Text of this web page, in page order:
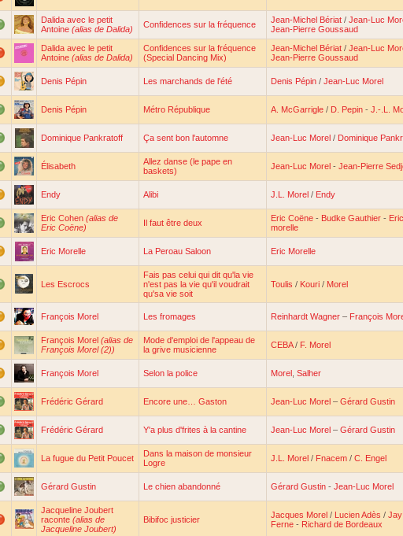
Dalida avec le petit
Antoine (alias de Dalida) Confidences sur la fréquence Jean-Michel Bériat / Jean-Luc
Jean-Pierre Goussaud
Dalida avec le petit
Antoine (alias de Dalida)
Confidences sur la fréquence
(Special Dancing Mix)
Jean-Michel Bériat / Jean-Luc
Jean-Pierre Goussaud
Denis Pépin Les marchands de l'été Denis Pépin / Jean-Luc Morel
Denis Pépin Métro République A. McGarrigle / D. Pepin - J.-.L.
Dominique Pankratoff Ça sent bon l'automne Jean-Luc Morel / Dominique
Élisabeth
Allez danse (le pape en
baskets)
Jean-Luc Morel - Jean-Pierre
Endy Alibi J.L. Morel / Endy
Eric Cohen (alias de
Eric Coëne)
Il faut être deux Eric Coëne - Budke Gauthier - Eric
morelle
Eric Morelle La Peroau Saloon Eric Morelle
Les Escrocs
Fais pas celui qui dit qu'la vie
n'est pas la vie qu'il voudrait
qu'sa vie soit
Toulis / Kouri / Morel
François Morel Les fromages Reinhardt Wagner – François
François Morel (alias de
François Morel (2))
Mode d'emploi de l'appeau de
la grive musicienne
CEBA/ F. Morel
François Morel Selon la police Morel Salher
Frédéric Gérard Encore une… Gaston Jean-Luc Morel – Gérard Gustin
Frédéric Gérard Y'a plus d'frites à la cantine Jean-Luc Morel – Gérard Gustin
La fugue du Petit Poucet
Dans la maison de monsieur
Logre
J.L. Morel / Fnacem / C. Engel
Gérard Gustin Le chien abandonné Gérard Gustin - Jean-Luc Morel
Jacqueline Joubert
raconte (alias de
Jacqueline Joubert)
Bibifoc justicier Jacques Morel / Lucien Adès / Jay
Ferne - Richard de Bordeaux